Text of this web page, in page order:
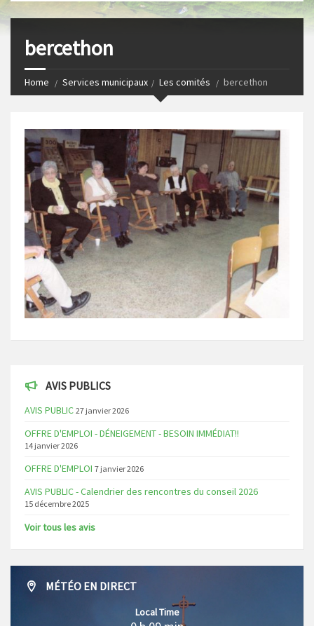
bercethon
Home Services municipaux Les comités bercethon
AVIS PUBLICS
AVIS PUBLIC 27 janvier 2026
OFFRE D'EMPLOI - DÉNEIGEMENT - BESOIN IMMÉDIAT!!
14 janvier 2026
OFFRE D'EMPLOI 7 janvier 2026
AVIS PUBLIC - Calendrier des rencontres du conseil 2026
15 décembre 2025
Voir tous les avis
MÉTÉO EN DIRECT
Local Time